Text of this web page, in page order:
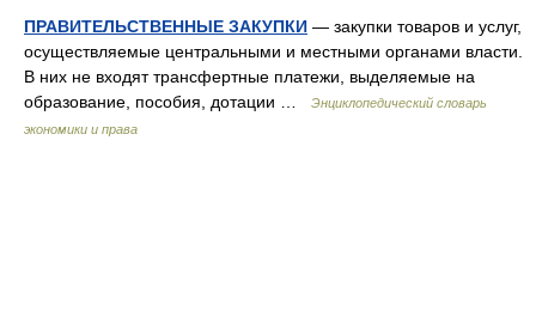
ПРАВИТЕЛЬСТВЕННЫЕ ЗАКУПКИ — закупки товаров и услуг,
осуществляемые центральными и местными органами власти.
В них не входят трансфертные платежи, выделяемые на
образование, пособия, дотации …
Энциклопедический словарь
экономики и права